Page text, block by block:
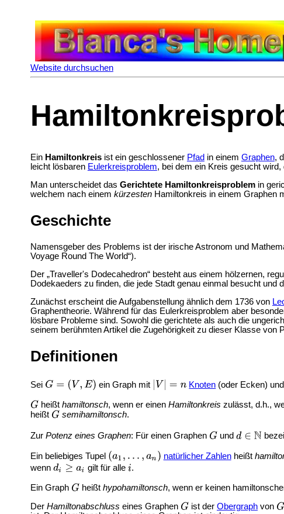
Website durchsuchen
Ein Hamiltonkreisist ein geschlossener Pfad in einem Graphen,
leicht lösbaren Eulerkreisproblem, bei dem ein Kreis gesucht
Man unterscheidet das Gerichtete Hamiltonkreisproblemin
welchem nach einem kürzestenHamiltonkreis in einem Graphen
Geschichte
Namensgeber des Problems ist der irischeAstronom und
Voyage Round The World“).
Der „Traveller's Dodecahedron“ besteht aus einem hölzernen,
Dodekaeders zu finden, die jede Stadt genau einmal besucht und
Zunächst erscheint die Aufgabenstellung ähnlich dem 1736 von
Graphentheorie. Während für das Eulerkreisproblem aber
lösbare Probleme sind. Sowohl die gerichtete als auch die
seinem berühmten Artikel die Zugehörigkeit zu dieser Klasse von
Definitionen
Sei ein Graph mit Knoten (oder Ecken) und
heißt hamiltonsch, wenn er einen Hamiltonkreis zulässt, d.h.,
heißt
semihamiltonsch.
Zur Potenz eines Graphen: Für einen Graphen und
Ein beliebiges Tupel natürlicher Zahlenheißt
wenn
gilt für alle .
Ein Graph heißt hypohamiltonsch, wenn er keinen
Der Hamiltonabschluss eines Graphen ist der Obergraphvon